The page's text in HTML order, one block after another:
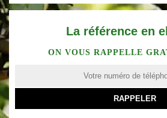
La référence en
ON VOUS RAPPELLE